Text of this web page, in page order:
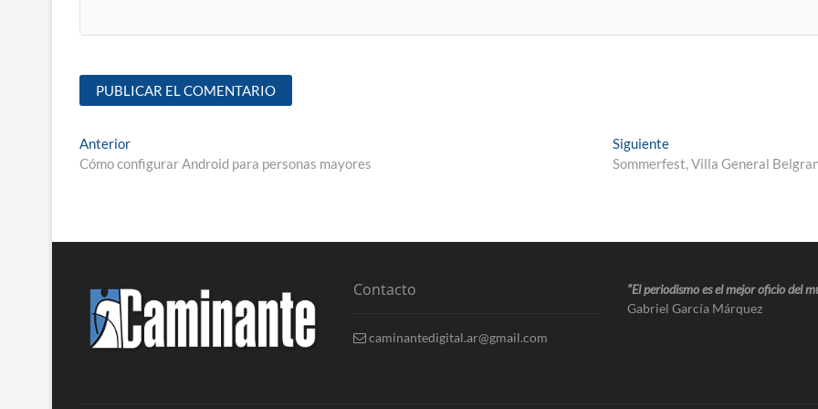
Anterior
Cómo configurar Android para personas mayores
Siguiente
Sommerfest, Villa General
Contacto
caminantedigital.ar@gmail.com
“El periodismo es el mejor oficio del
Gabriel García Márquez